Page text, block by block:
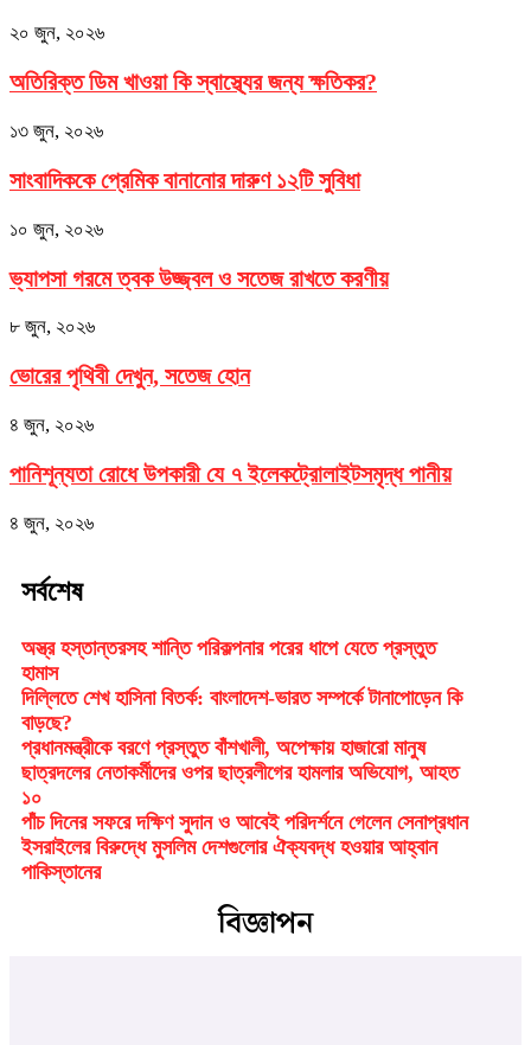
২০ জুন, ২০২৬
অতিরিক্ত ডিম খাওয়া কি স্বাস্থ্যের জন্য ক্ষতিকর?
১৩ জুন, ২০২৬
সাংবাদিককে প্রেমিক বানানোর দারুণ ১২টি সুবিধা
১০ জুন, ২০২৬
ভ্যাপসা গরমে ত্বক উজ্জ্বল ও সতেজ রাখতে করণীয়
৮ জুন, ২০২৬
ভোরের পৃথিবী দেখুন, সতেজ হোন
৪ জুন, ২০২৬
পানিশূন্যতা রোধে উপকারী যে ৭ ইলেকট্রোলাইটসমৃদ্ধ পানীয়
৪ জুন, ২০২৬
সর্বশেষ
অস্ত্র হস্তান্তরসহ শান্তি পরিকল্পনার পরের ধাপে যেতে প্রস্তুত
হামাস
দিল্লিতে শেখ হাসিনা বিতর্ক: বাংলাদেশ-ভারত সম্পর্কে টানাপোড়েন কি
বাড়ছে?
প্রধানমন্ত্রীকে বরণে প্রস্তুত বাঁশখালী, অপেক্ষায় হাজারো মানুষ
ছাত্রদলের নেতাকর্মীদের ওপর ছাত্রলীগের হামলার অভিযোগ, আহত
১০
পাঁচ দিনের সফরে দক্ষিণ সুদান ও আবেই পরিদর্শনে গেলেন সেনাপ্রধান
ইসরাইলের বিরুদ্ধে মুসলিম দেশগুলোর ঐক্যবদ্ধ হওয়ার আহ্বান
পাকিস্তানের
বিজ্ঞাপন